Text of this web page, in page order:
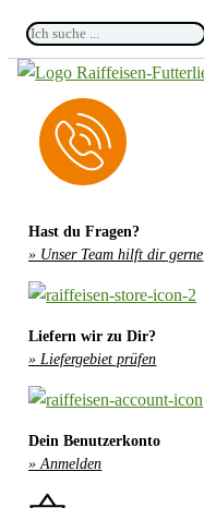
Ich
suche
Hast du Fragen?
» Unser Team hilft dir gerne
Liefern wir zu Dir?
» Liefergebiet prüfen
Dein Benutzerkonto
» Anmelden